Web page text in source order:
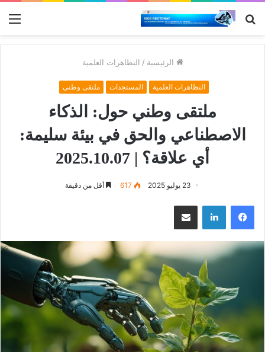
بحث
الرئيسية / التظاهرات العلمية
التظاهرات العلمية المستجدات ملتقى وطني
ملتقى وطني حول: الذكاء
الاصطناعي والحق في بيئة سليمة:
أي علاقة؟ | 2025.10.07
23 يوليو 2025 617 أقل من دقيقة
فيسبوك لينكدإن مشاركة عبر البريد